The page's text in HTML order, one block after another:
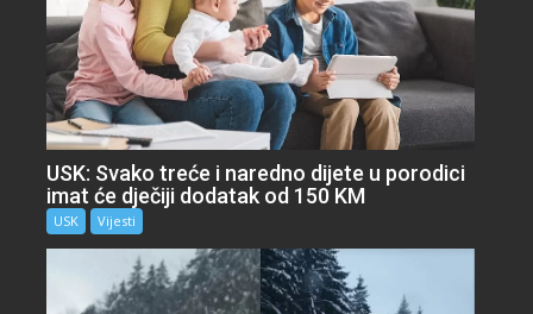
USK: Svako treće i naredno dijete u porodici
imat će dječiji dodatak od 150 KM
USK Vijesti